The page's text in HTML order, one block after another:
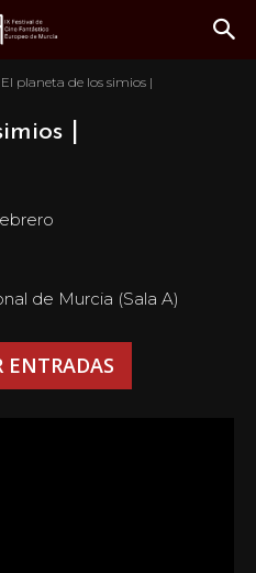
El planeta de los simios |
|
de Murcia (Sala A)
ENTRADAS